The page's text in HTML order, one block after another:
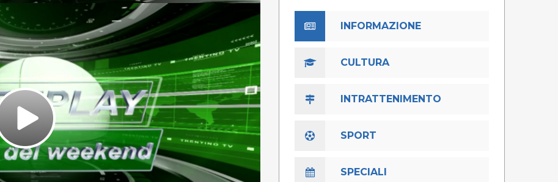
Play
Video
INFORMAZIONE
CULTURA
INTRATTENIMENTO
SPORT
SPECIALI